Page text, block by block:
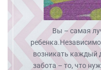
Вы – самая
возникать каждый
забота – то, что